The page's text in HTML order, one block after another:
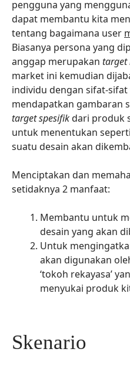
pengguna yang
dapat membantu kita
tentang bagaimana user
Biasanya persona yang
anggap merupakan target
market ini kemudian
individu dengan sifat-sifat
mendapatkan gambaran
target spesifikdari produk
untuk menentukan
suatu desain akan
Menciptakan dan
setidaknya 2 manfaat:
Membantu untuk
desain yang akan
Untuk
akan digunakan
‘tokoh rekayasa’
menyukai produk
Skenario